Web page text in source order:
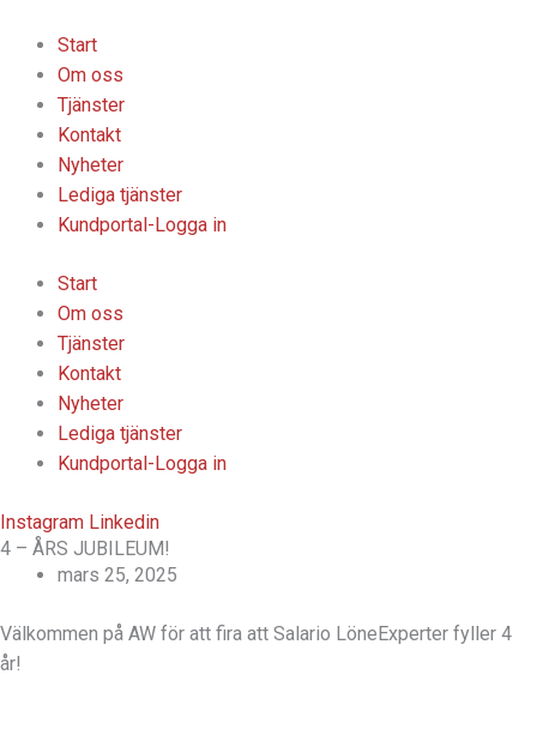
innehåll
Start
Om oss
Tjänster
Kontakt
Nyheter
Lediga tjänster
Kundportal-Logga in
Start
Om oss
Tjänster
Kontakt
Nyheter
Lediga tjänster
Kundportal-Logga in
Instagram Linkedin
4 – ÅRS JUBILEUM!
mars 25, 2025
Välkommen på AW för att fira att Salario LöneExperter fyller 4
år!